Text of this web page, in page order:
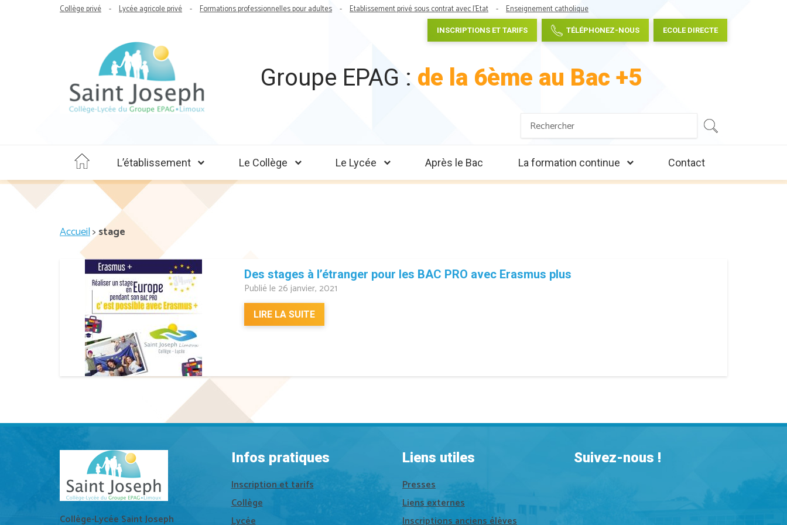
Collège privé Lycée agricole privé Formations professionnelles pour adultes Etablissement privé sous contrat avec l'Etat Enseignement catholique
INSCRIPTIONS ET TARIFS TÉLÉPHONEZ-NOUS ECOLE DIRECTE
Groupe EPAG : de la 6ème au Bac +5
Search
SEARCH
L’établissement Le Collège Le Lycée Après le Bac La formation continue Contact
Accueil>stage
Des stages à l’étranger pour les BAC PRO avec Erasmus plus
Publié le 26 janvier, 2021
LIRE LA SUITE
Collège-Lycée Saint Joseph
Infos pratiques
Inscription et tarifs
Collège
Lycée
Liens utiles
Presses
Liens externes
Inscriptions anciens élèves
Suivez-nous !